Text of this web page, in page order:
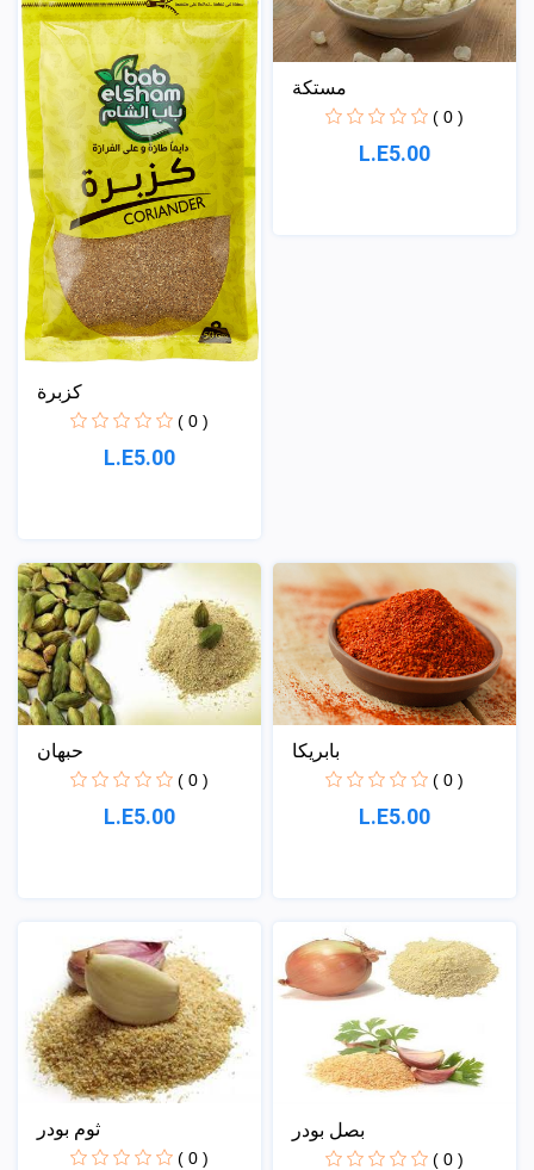
كزبرة
( 0 )
L.E5.00
مستكة
( 0 )
L.E5.00
حبهان
( 0 )
L.E5.00
بابريكا
( 0 )
L.E5.00
ثوم بودر
( 0 )
بصل بودر
( 0 )